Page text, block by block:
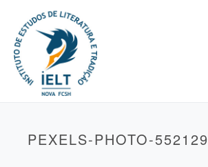
PEXELS-PHOTO-552129